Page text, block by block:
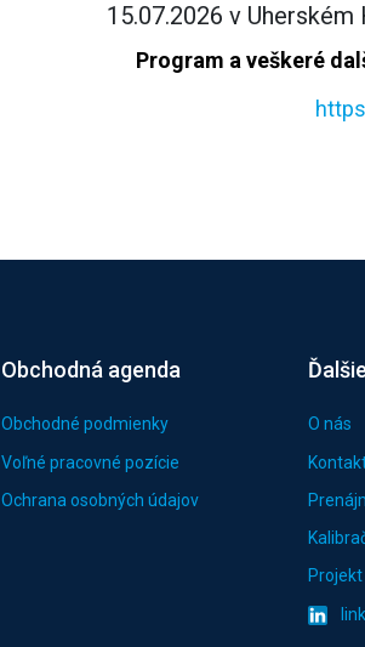
15.07.2026 v
Program a veškeré
Obchodná agenda
Obchodné podmienky
Voľné pracovné pozície
Ochrana osobných údajov
O nás